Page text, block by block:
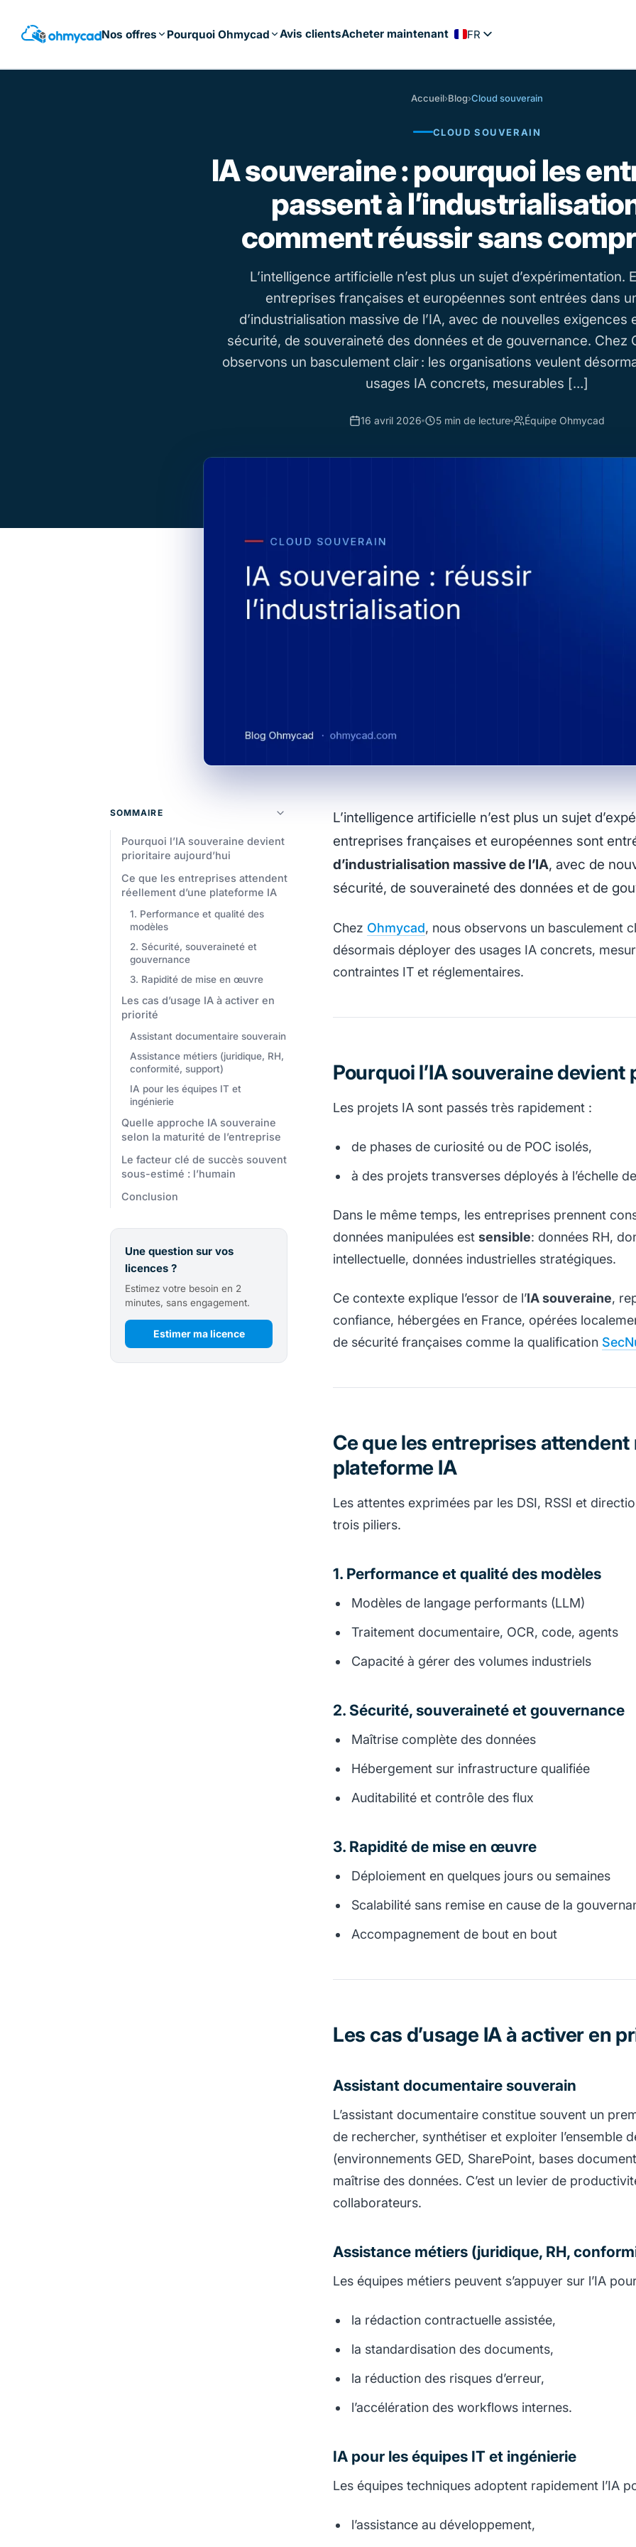
principal
Nos offres Pourquoi Ohmycad Avis clientsAcheter maintenant FR
NL
Accueil›Blog›Cloud souverain
CLOUD SOUVERAIN
IA souveraine : pourquoi les
passent à
comment réussir sans
L’intelligence artificielle n’est plus un sujet d’expérimentation.
entreprises françaises et européennes sont entrées dans
d’industrialisation massive de l’IA, avec de nouvelles exigences
sécurité, de souveraineté des données et de gouvernance. Chez
observons un basculement clair : les organisations veulent
usages IA concrets, mesurables […]
16 avril 2026 5 min de lecture Équipe Ohmycad
SOMMAIRE
Pourquoi l’IA souveraine devient
prioritaire aujourd’hui
Ce que les entreprises attendent
réellement d’une plateforme IA
1. Performance et qualité des
modèles
2. Sécurité, souveraineté et
gouvernance
3. Rapidité de mise en œuvre
Les cas d’usage IA à activer en
priorité
Assistant documentaire souverain
Assistance métiers (juridique, RH,
conformité, support)
IA pour les équipes IT et
ingénierie
Quelle approche IA souveraine
selon la maturité de l’entreprise
Le facteur clé de succès souvent
sous-estimé : l’humain
Conclusion
Une question sur vos
licences ?
Estimez votre besoin en 2
minutes, sans engagement.
Estimer ma licence
L’intelligence artificielle n’est plus un sujet
entreprises françaises et européennes sont
d’industrialisation massive de l’IA, avec de
sécurité, de souveraineté des données et de
Chez Ohmycad, nous observons un basculement
désormais déployer des usages IA concrets,
contraintes IT et réglementaires.
Pourquoi l’IA souveraine
Les projets IA sont passés très rapidement :
de phases de curiosité ou de POC isolés,
à des projets transverses déployés à l’échelle
Dans le même temps, les entreprises prennent
données manipulées est sensible: données RH,
intellectuelle, données industrielles stratégiques.
Ce contexte explique l’essor de l’IA souveraine,
confiance, hébergées en France, opérées
de sécurité françaises comme la qualification
Ce que les entreprises attendent
plateforme IA
Les attentes exprimées par les DSI, RSSI et
trois piliers.
1. Performance et qualité des modèles
Modèles de langage performants (LLM)
Traitement documentaire, OCR, code, agents
Capacité à gérer des volumes industriels
2. Sécurité, souveraineté et gouvernance
Maîtrise complète des données
Hébergement sur infrastructure qualifiée
Auditabilité et contrôle des flux
3. Rapidité de mise en œuvre
Déploiement en quelques jours ou semaines
Scalabilité sans remise en cause de la
Accompagnement de bout en bout
Les cas d’usage IA à activer en
Assistant documentaire souverain
L’assistant documentaire constitue souvent un
de rechercher, synthétiser et exploiter l’ensemble
(environnements GED, SharePoint, bases
maîtrise des données. C’est un levier de
collaborateurs.
Assistance métiers (juridique, RH,
Les équipes métiers peuvent s’appuyer sur l’IA
la rédaction contractuelle assistée,
la standardisation des documents,
la réduction des risques d’erreur,
l’accélération des workflows internes.
IA pour les équipes IT et ingénierie
Les équipes techniques adoptent rapidement l’IA
l’assistance au développement,